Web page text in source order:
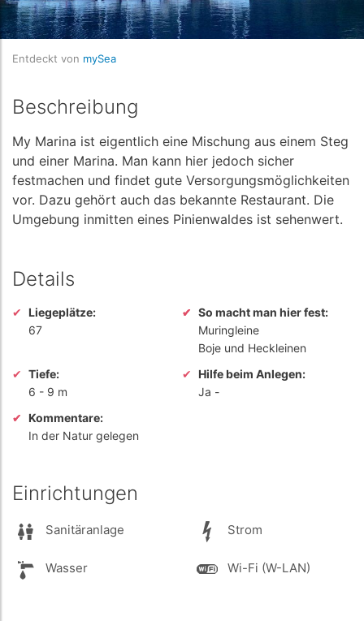
Entdeckt von mySea
Beschreibung
My Marina ist eigentlich eine Mischung aus einem Steg
und einer Marina. Man kann hier jedoch sicher
festmachen und findet gute Versorgungsmöglichkeiten
vor. Dazu gehört auch das bekannte Restaurant. Die
Umgebung inmitten eines Pinienwaldes ist sehenwert.
Details
Liegeplätze:
67
So macht man hier fest:
Muringleine
Boje und Heckleinen
Tiefe:
6 - 9 m
Hilfe beim Anlegen:
Ja -
Kommentare:
In der Natur gelegen
Einrichtungen
Sanitäranlage Strom
Wasser Wi-Fi (W-LAN)